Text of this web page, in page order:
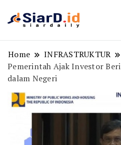
Home INFRASTRUKTUR
Pemerintah Ajak Investor
dalam Negeri